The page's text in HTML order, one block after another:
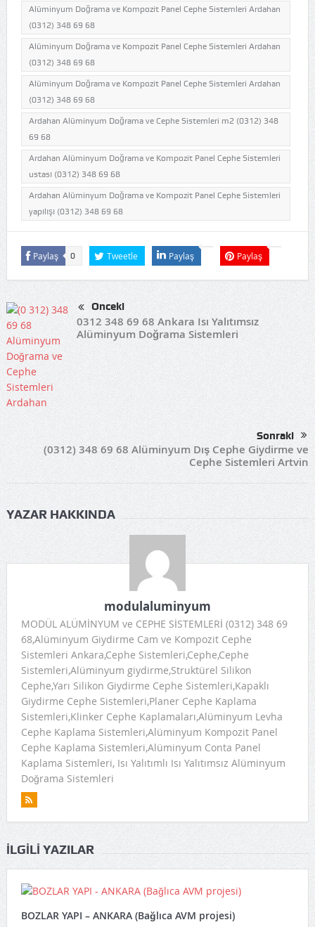
Alüminyum Doğrama ve Kompozit Panel Cephe Sistemleri Ardahan
(0312) 348 69 68
Alüminyum Doğrama ve Kompozit Panel Cephe Sistemleri Ardahan
(0312) 348 69 68
Alüminyum Doğrama ve Kompozit Panel Cephe Sistemleri Ardahan
(0312) 348 69 68
Ardahan Alüminyum Doğrama ve Cephe Sistemleri m2 (0312) 348
69 68
Ardahan Alüminyum Doğrama ve Kompozit Panel Cephe Sistemleri
ustası (0312) 348 69 68
Ardahan Alüminyum Doğrama ve Kompozit Panel Cephe Sistemleri
yapılışı (0312) 348 69 68
Paylaş 0 Tweetle Paylaş Paylaş
Önceki
0312 348 69 68 Ankara Isı Yalıtımsız
Alüminyum Doğrama Sistemleri
Sonraki
(0312) 348 69 68 Alüminyum Dış Cephe Giydirme ve
Cephe Sistemleri Artvin
YAZAR HAKKINDA
modulaluminyum
MODÜL ALÜMİNYUM ve CEPHE SİSTEMLERİ (0312) 348 69
68,Alüminyum Giydirme Cam ve Kompozit Cephe
Sistemleri Ankara,Cephe Sistemleri,Cephe,Cephe
Sistemleri,Alüminyum giydirme,Struktürel Silikon
Cephe,Yarı Silikon Giydirme Cephe Sistemleri,Kapaklı
Giydirme Cephe Sistemleri,Planer Cephe Kaplama
Sistemleri,Klinker Cephe Kaplamaları,Alüminyum Levha
Cephe Kaplama Sistemleri,Alüminyum Kompozit Panel
Cephe Kaplama Sistemleri,Alüminyum Conta Panel
Kaplama Sistemleri, Isı Yalıtımlı Isı Yalıtımsız Alüminyum
Doğrama Sistemleri
İLGILI YAZILAR
BOZLAR YAPI – ANKARA (Bağlıca AVM projesi)